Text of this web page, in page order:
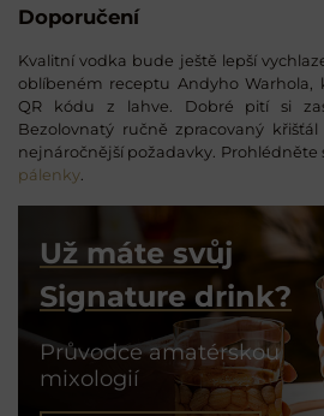
Doporučení
Kvalitní vodka bude ještě lepší
oblíbeném receptu Andyho
QR kódu z lahve. Dobré pití si
Bezolovnatý ručně zpracovaný
nejnáročnější požadavky. Prohlédněte
pálenky.
Už máte svůj
Signature drink?
Průvodce amatérskou
mixologií